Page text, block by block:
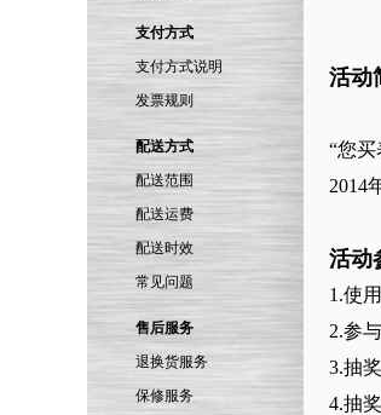
支付方式
支付方式说明
发票规则
配送方式
配送范围
配送运费
配送时效
常见问题
售后服务
退换货服务
保修服务
活动
“您
2014
活动
1.使
2.参
3.抽
4.抽